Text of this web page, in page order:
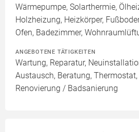
Wärmepumpe, Solarthermie,
Holzheizung, Heizkörper,
Ofen, Badezimmer,
ANGEBOTENE TÄTIGKEITEN
Wartung, Reparatur,
Austausch, Beratung, Thermostat,
Renovierung / Badsanierung